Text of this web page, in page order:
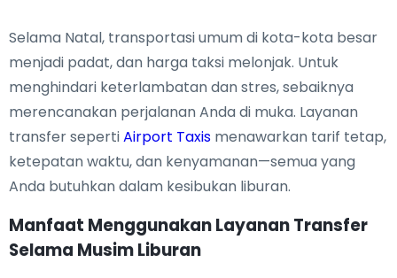
Selama Natal, transportasi umum di kota-kota besar
menjadi padat, dan harga taksi melonjak. Untuk
menghindari keterlambatan dan stres, sebaiknya
merencanakan perjalanan Anda di muka. Layanan
transfer sepertiAirport Taxis menawarkan tarif tetap,
ketepatan waktu, dan kenyamanan—semua yang
Anda butuhkan dalam kesibukan liburan.
Manfaat Menggunakan Layanan Transfer
Selama Musim Liburan